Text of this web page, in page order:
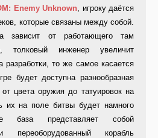
Enemy Unknown , игроку даётся
которые связаны между собой.
зависит от работающего там
толковый инженер увеличит
разработки, то же самое касается
будет доступна разнообразная
цвета оружия до татуировок на
их на поле битвы будет намного
представляет собой
переоборудованный корабль